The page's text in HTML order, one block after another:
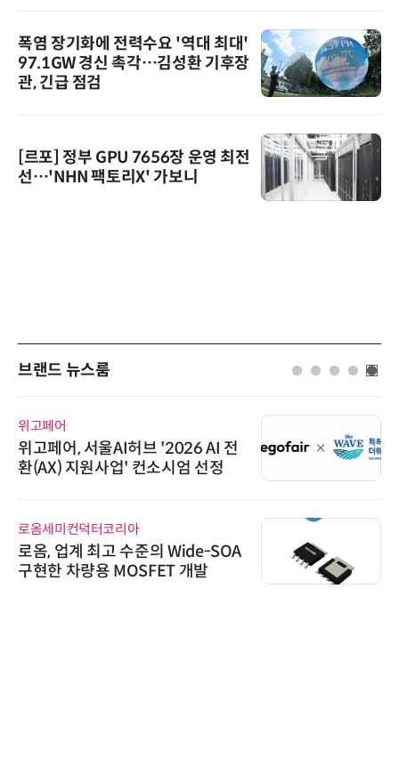
폭염 장기화에 전력수요 '역대 최대'
97.1GW 경신 촉각…김성환 기후장
관, 긴급 점검
[르포] 정부 GPU 7656장 운영 최전
선…'NHN 팩토리X' 가보니
브랜드 뉴스룸
위고페어
위고페어, 서울AI허브 '2026 AI 전
환(AX) 지원사업' 컨소시엄 선정
로옴세미컨덕터코리아
로옴, 업계 최고 수준의 Wide-SOA
구현한 차량용 MOSFET 개발